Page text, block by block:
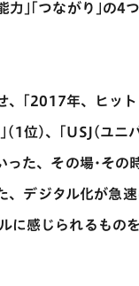
力｣｢つながり｣の4
、｢2017年、ヒッ
(1位)、｢USJ(ユニ
た、その場･その
デジタル化が急
に感じられるもの